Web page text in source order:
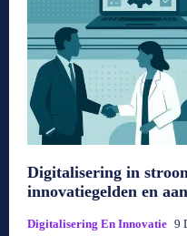
Digitalisering in
innovatiegelden en
Digitalisering En Innovatie 9